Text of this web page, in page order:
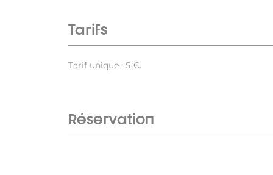
Tarifs
Tarif unique : 5 €.
Réservation